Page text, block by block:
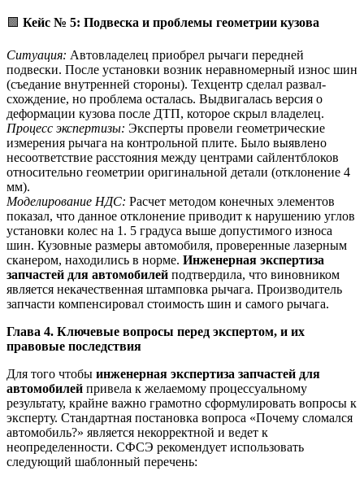
🟩 Кейс № 5: Подвеска и проблемы геометрии кузова
Ситуация: Автовладелец приобрел рычаги передней
подвески. После установки возник неравномерный износ шин
(съедание внутренней стороны). Техцентр сделал развал-
схождение, но проблема осталась. Выдвигалась версия о
деформации кузова после ДТП, которое скрыл владелец.
Процесс экспертизы: Эксперты провели геометрические
измерения рычага на контрольной плите. Было выявлено
несоответствие расстояния между центрами сайлентблоков
относительно геометрии оригинальной детали (отклонение 4
мм).
Моделирование НДС: Расчет методом конечных элементов
показал, что данное отклонение приводит к нарушению углов
установки колес на 1. 5 градуса выше допустимого износа
шин. Кузовные размеры автомобиля, проверенные лазерным
сканером, находились в норме. Инженерная экспертиза
запчастей для автомобилей подтвердила, что виновником
является некачественная штамповка рычага. Производитель
запчасти компенсировал стоимость шин и самого рычага.
Глава 4. Ключевые вопросы перед экспертом, и их
правовые последствия
Для того чтобы инженерная экспертиза запчастей для
автомобилей привела к желаемому процессуальному
результату, крайне важно грамотно сформулировать вопросы к
эксперту. Стандартная постановка вопроса «Почему сломался
автомобиль?» является некорректной и ведет к
неопределенности. СФСЭ рекомендует использовать
следующий шаблонный перечень: